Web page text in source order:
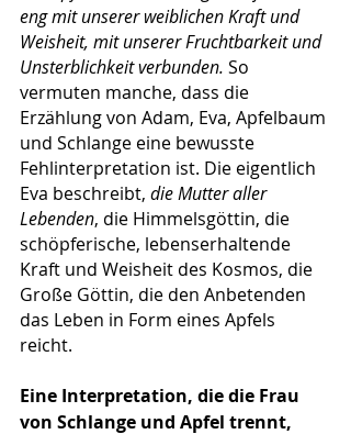
eng mit unserer weiblichen Kraft und
Weisheit, mit unserer Fruchtbarkeit und
Unsterblichkeit verbunden. So
vermuten manche, dass die
Erzählung von Adam, Eva, Apfelbaum
und Schlange eine bewusste
Fehlinterpretation ist. Die eigentlich
Eva beschreibt, die Mutter aller
Lebenden, die Himmelsgöttin, die
schöpferische, lebenserhaltende
Kraft und Weisheit des Kosmos, die
Große Göttin, die den Anbetenden
das Leben in Form eines Apfels
reicht.
Eine Interpretation, die die Frau
von Schlange und Apfel trennt,